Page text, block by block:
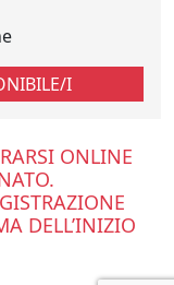
I
ONLINE
DELL’INIZIO